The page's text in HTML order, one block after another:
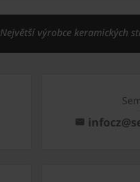
Největší výrobce keramických